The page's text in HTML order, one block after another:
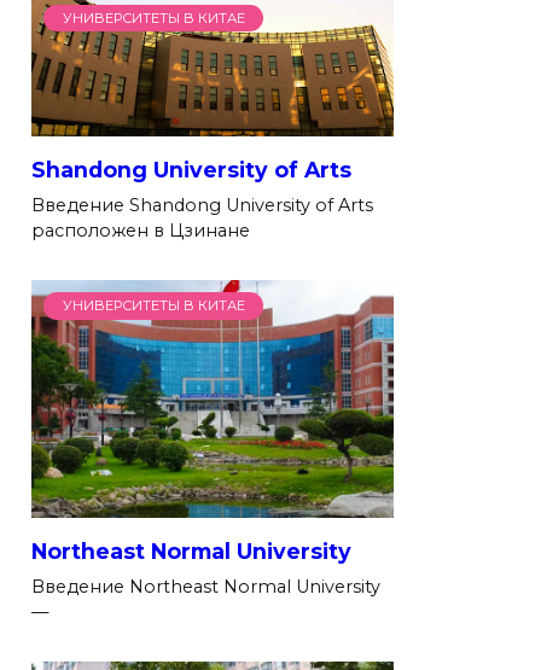
УНИВЕРСИТЕТЫ В КИТАЕ
Shandong University of Arts
Введение Shandong University of Arts
расположен в Цзинане
УНИВЕРСИТЕТЫ В КИТАЕ
Northeast Normal University
Введение Northeast Normal University
—